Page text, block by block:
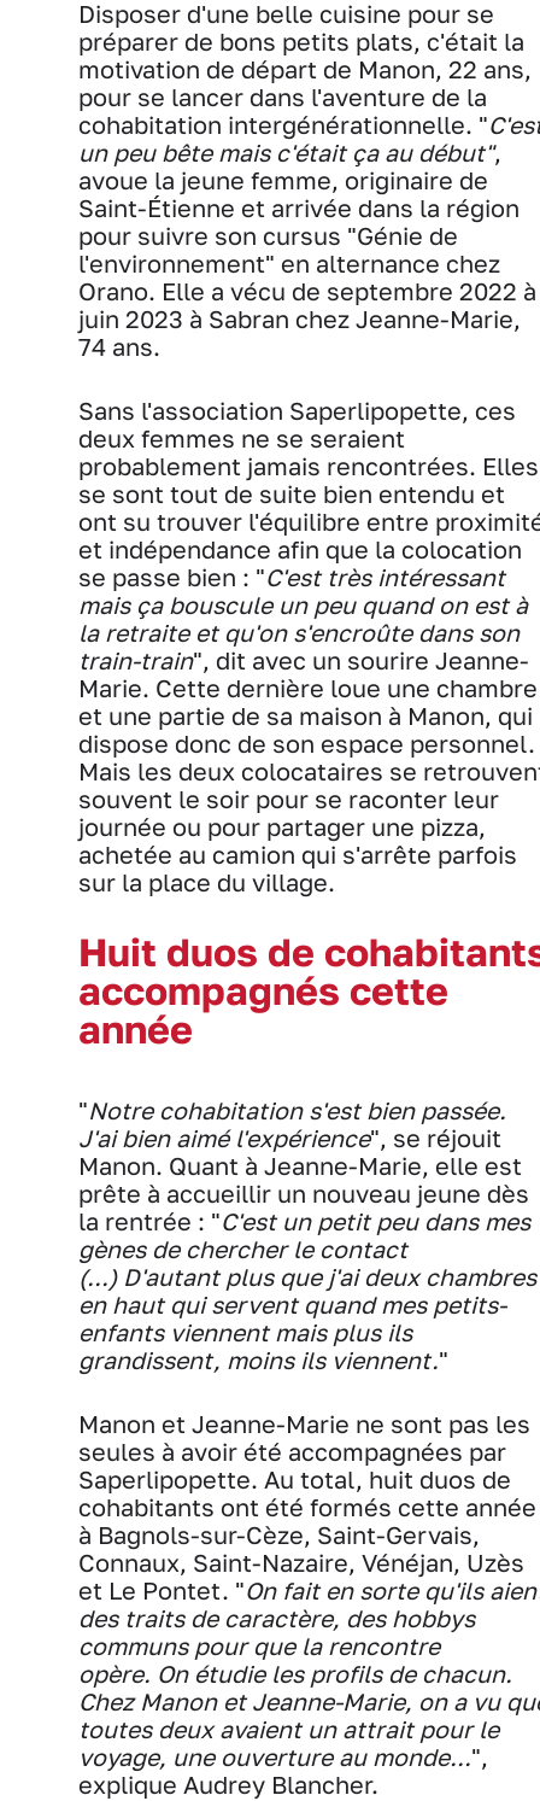
Disposer d'une belle cuisine pour se
préparer de bons petits plats, c'était la
motivation de départ de Manon, 22 ans,
pour se lancer dans l'aventure de la
cohabitation intergénérationnelle. "
un peu bête mais c'était ça au début",
avoue la jeune femme, originaire de
Saint-Étienne et arrivée dans la région
pour suivre son cursus "Génie de
l'environnement" en alternance chez
Orano. Elle a vécu de septembre 2022 à
juin 2023 à Sabran chez Jeanne-Marie,
74 ans.
Sans l'association Saperlipopette, ces
deux femmes ne se seraient
probablement jamais rencontrées. Elles
se sont tout de suite bien entendu et
ont su trouver l'équilibre entre
et indépendance afin que la colocation
se passe bien : "C'est très intéressant
mais ça bouscule un peu quand on est à
la retraite et qu'on s'encroûte dans son
train-train", dit avec un sourire Jeanne-
Marie. Cette dernière loue une chambre
et une partie de sa maison à Manon, qui
dispose donc de son espace personnel.
Mais les deux colocataires se
souvent le soir pour se raconter leur
journée ou pour partager une pizza,
achetée au camion qui s'arrête parfois
sur la place du village.
Huit duos de
accompagnés cette
année
"Notre cohabitation s'est bien passée.
J'ai bien aimé l'expérience", se réjouit
Manon. Quant à Jeanne-Marie, elle est
prête à accueillir un nouveau jeune dès
la rentrée : "C'est un petit peu dans mes
gènes de chercher le contact
(...) D'autant plus que j'ai deux chambres
en haut qui servent quand mes petits-
enfants viennent mais plus ils
grandissent, moins ils viennent."
Manon et Jeanne-Marie ne sont pas les
seules à avoir été accompagnées par
Saperlipopette. Au total, huit duos de
cohabitants ont été formés cette année
à Bagnols-sur-Cèze, Saint-Gervais,
Connaux, Saint-Nazaire, Vénéjan, Uzès
et Le Pontet. "On fait en sorte qu'ils
des traits de caractère, des hobbys
communs pour que la rencontre
opère. On étudie les profils de chacun.
Chez Manon et Jeanne-Marie, on a vu
toutes deux avaient un attrait pour le
voyage, une ouverture au monde...",
explique Audrey Blancher.